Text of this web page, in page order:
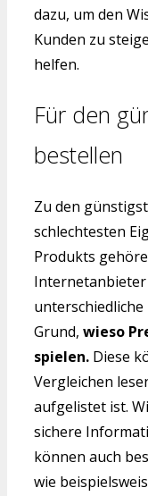
dazu, um den
Kunden zu
helfen.
Für den
bestellen
Zu den
schlechtesten
Produkts
unterschiedliche
Grund, wieso
spielen. Diese
Vergleichen
aufgelistet ist.
sichere
können auch
wie